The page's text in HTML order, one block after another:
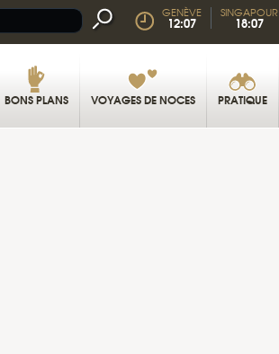
GENÈVE
12:07
SINGAPOUR
18:07
BONS PLANS VOYAGES DE NOCES PRATIQUE